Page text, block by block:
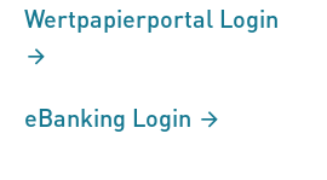
Wertpapierportal Login
eBanking Login